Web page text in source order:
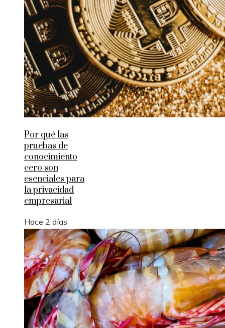
Por qué las
pruebas de
conocimiento
cero son
esenciales para
la privacidad
empresarial
Hace 2 días